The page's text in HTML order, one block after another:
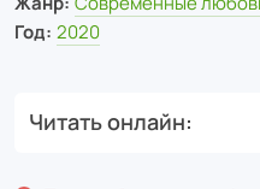
Год: 2020
Читать онлайн